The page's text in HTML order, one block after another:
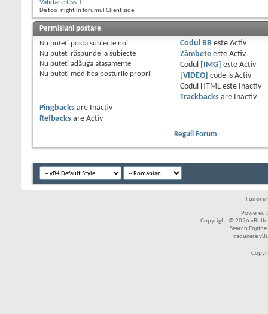
Validare Css +
De too_night în forumul Client side
Permisiuni postare
Nu puteţi posta subiecte noi.
Nu puteţi răspunde la subiecte
Nu puteţi adăuga ataşamente
Nu puteţi modifica posturile proprii
Codul BBeste Activ
Zâmbeteeste Activ
Codul
[IMG] este Activ
[VIDEO]
code is Activ
Codul HTML este
Inactiv
Trackbacksare
Inactiv
Pingbacks are
Inactiv
Refbacks are Activ
Reguli Forum
Fus
Powered
Copyright © 2026
Search
Traducere